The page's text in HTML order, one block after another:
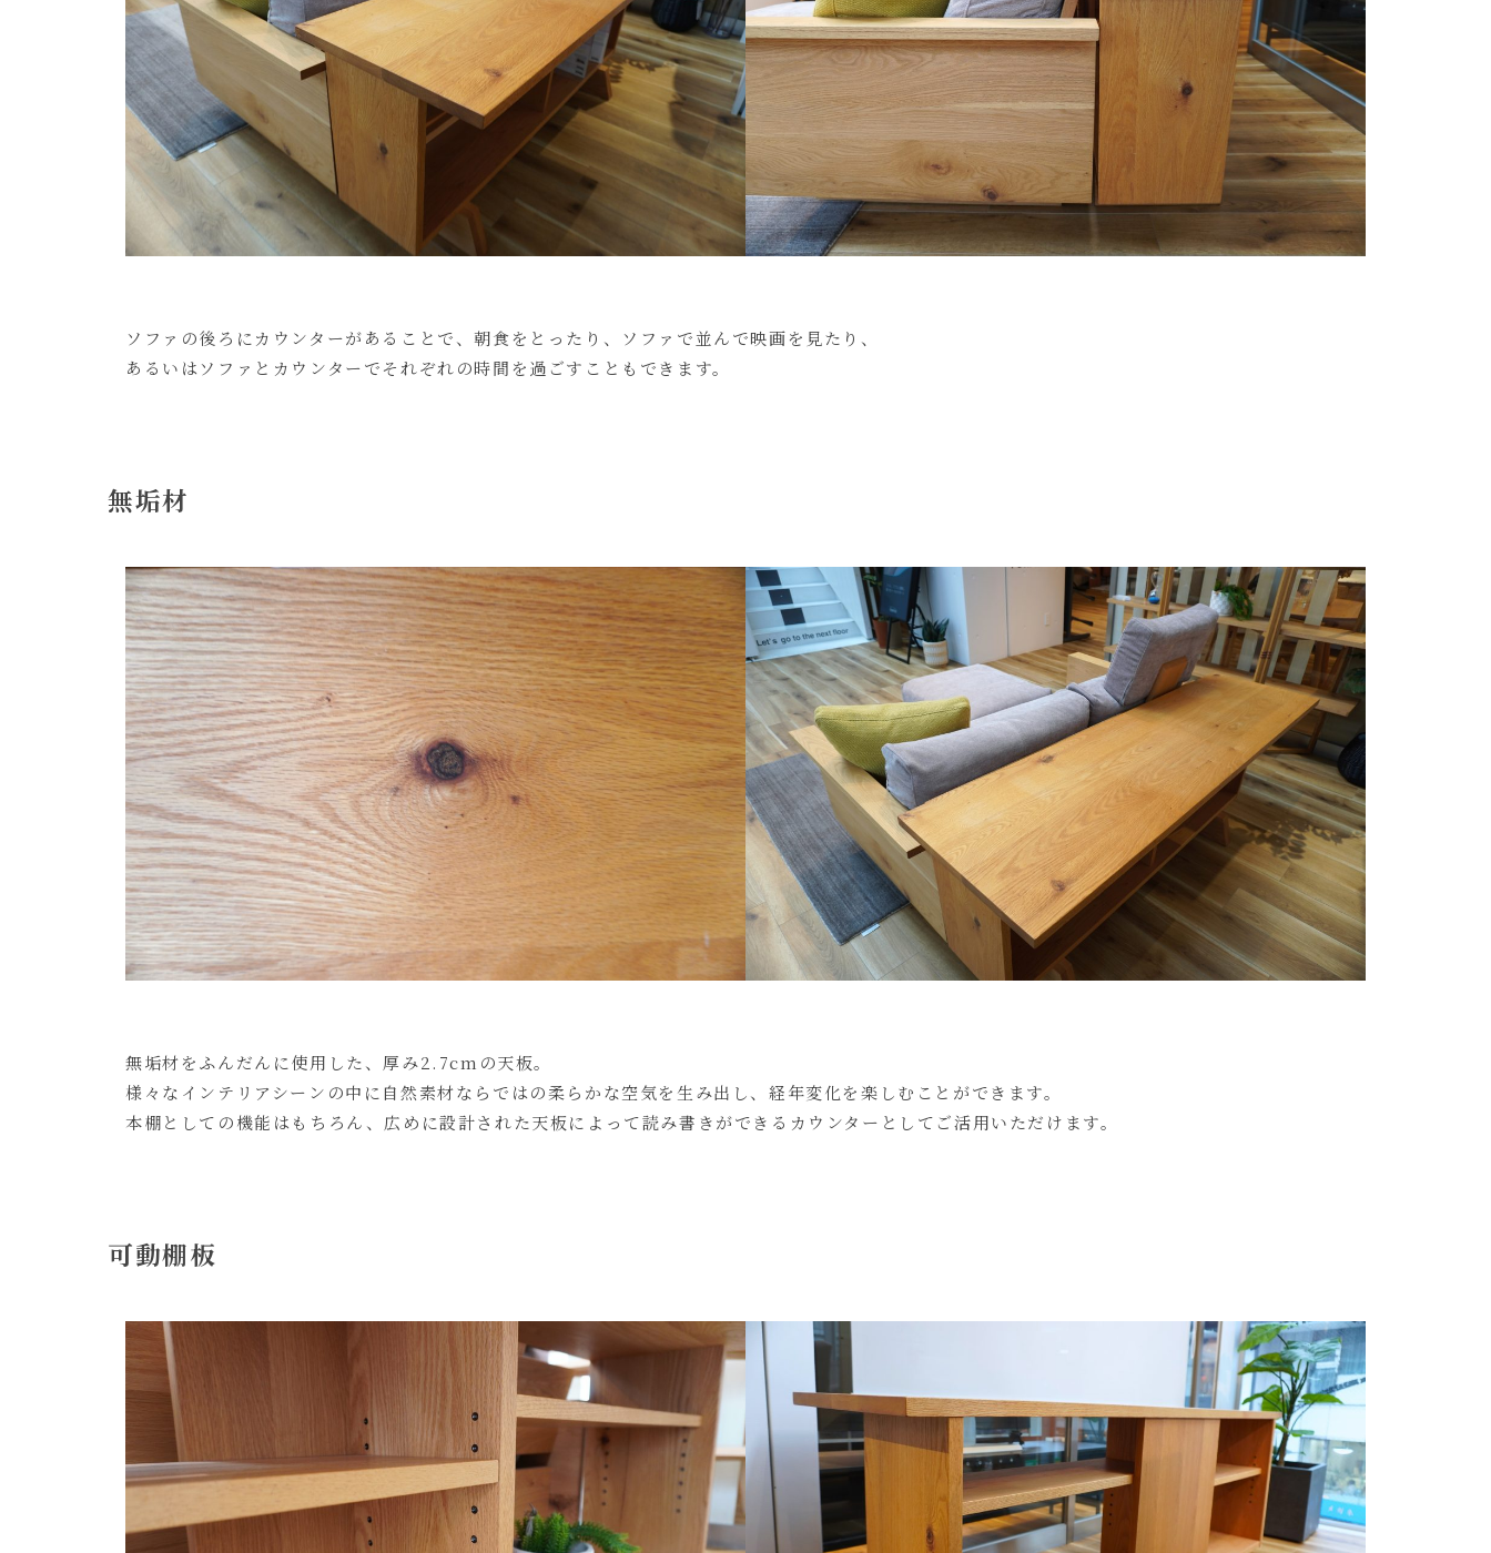
ソファの後ろにカウンターがあることで、朝食をとったり、ソファで並んで映画を見たり、
あるいはソファとカウンターでそれぞれの時間を過ごすこともできます。
無垢材
無垢材をふんだんに使用した、厚み2.7cmの天板。
様々なインテリアシーンの中に自然素材ならではの柔らかな空気を生み出し、経年変化を楽しむことができます。
本棚としての機能はもちろん、広めに設計された天板によって読み書きができるカウンターとしてご活用いただけます。
可動棚板